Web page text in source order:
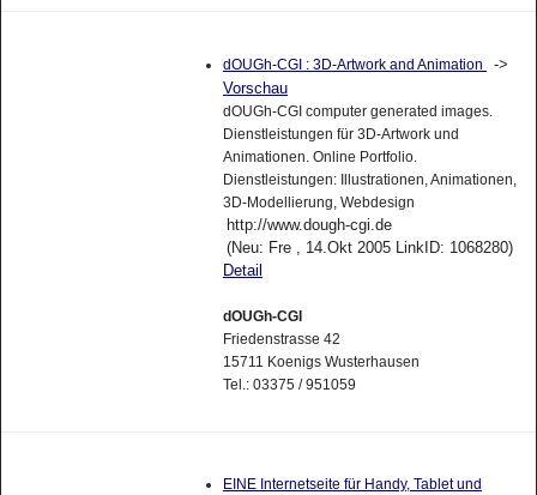
dOUGh-CGI : 3D-Artwork and Animation
->
Vorschau
dOUGh-CGI computer generated images.
Dienstleistungen für 3D-Artwork und
Animationen. Online Portfolio.
Dienstleistungen: Illustrationen, Animationen,
3D-Modellierung, Webdesign
http://www.dough-cgi.de
(Neu: Fre , 14.Okt 2005 LinkID: 1068280)
Detail
dOUGh-CGI
Friedenstrasse 42
15711 Koenigs Wusterhausen
Tel.: 03375 / 951059
EINE Internetseite für Handy, Tablet und